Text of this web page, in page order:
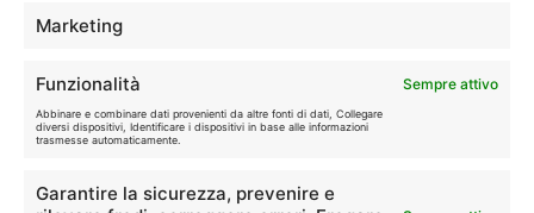
Marketing
Funzionalità Sempre attivo
Abbinare e combinare dati provenienti da altre fonti di dati, Collegare
diversi dispositivi, Identificare i dispositivi in base alle informazioni
trasmesse automaticamente.
Garantire la sicurezza, prevenire e
I marchi citati appartengono ai rispettivi proprietari. Le offerte
sui siti ufficiali.